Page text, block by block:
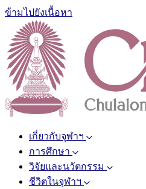
ข้ามไปยังเนื้อหา
เกี่ยวกับจุฬาฯ
การศึกษา
วิจัยและนวัตกรรม
ชีวิตในจุฬาฯ